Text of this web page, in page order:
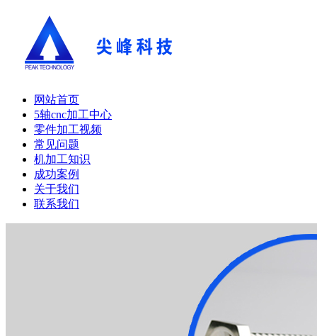
网站首页
5轴cnc加工中心
零件加工视频
常见问题
机加工知识
成功案例
关于我们
联系我们